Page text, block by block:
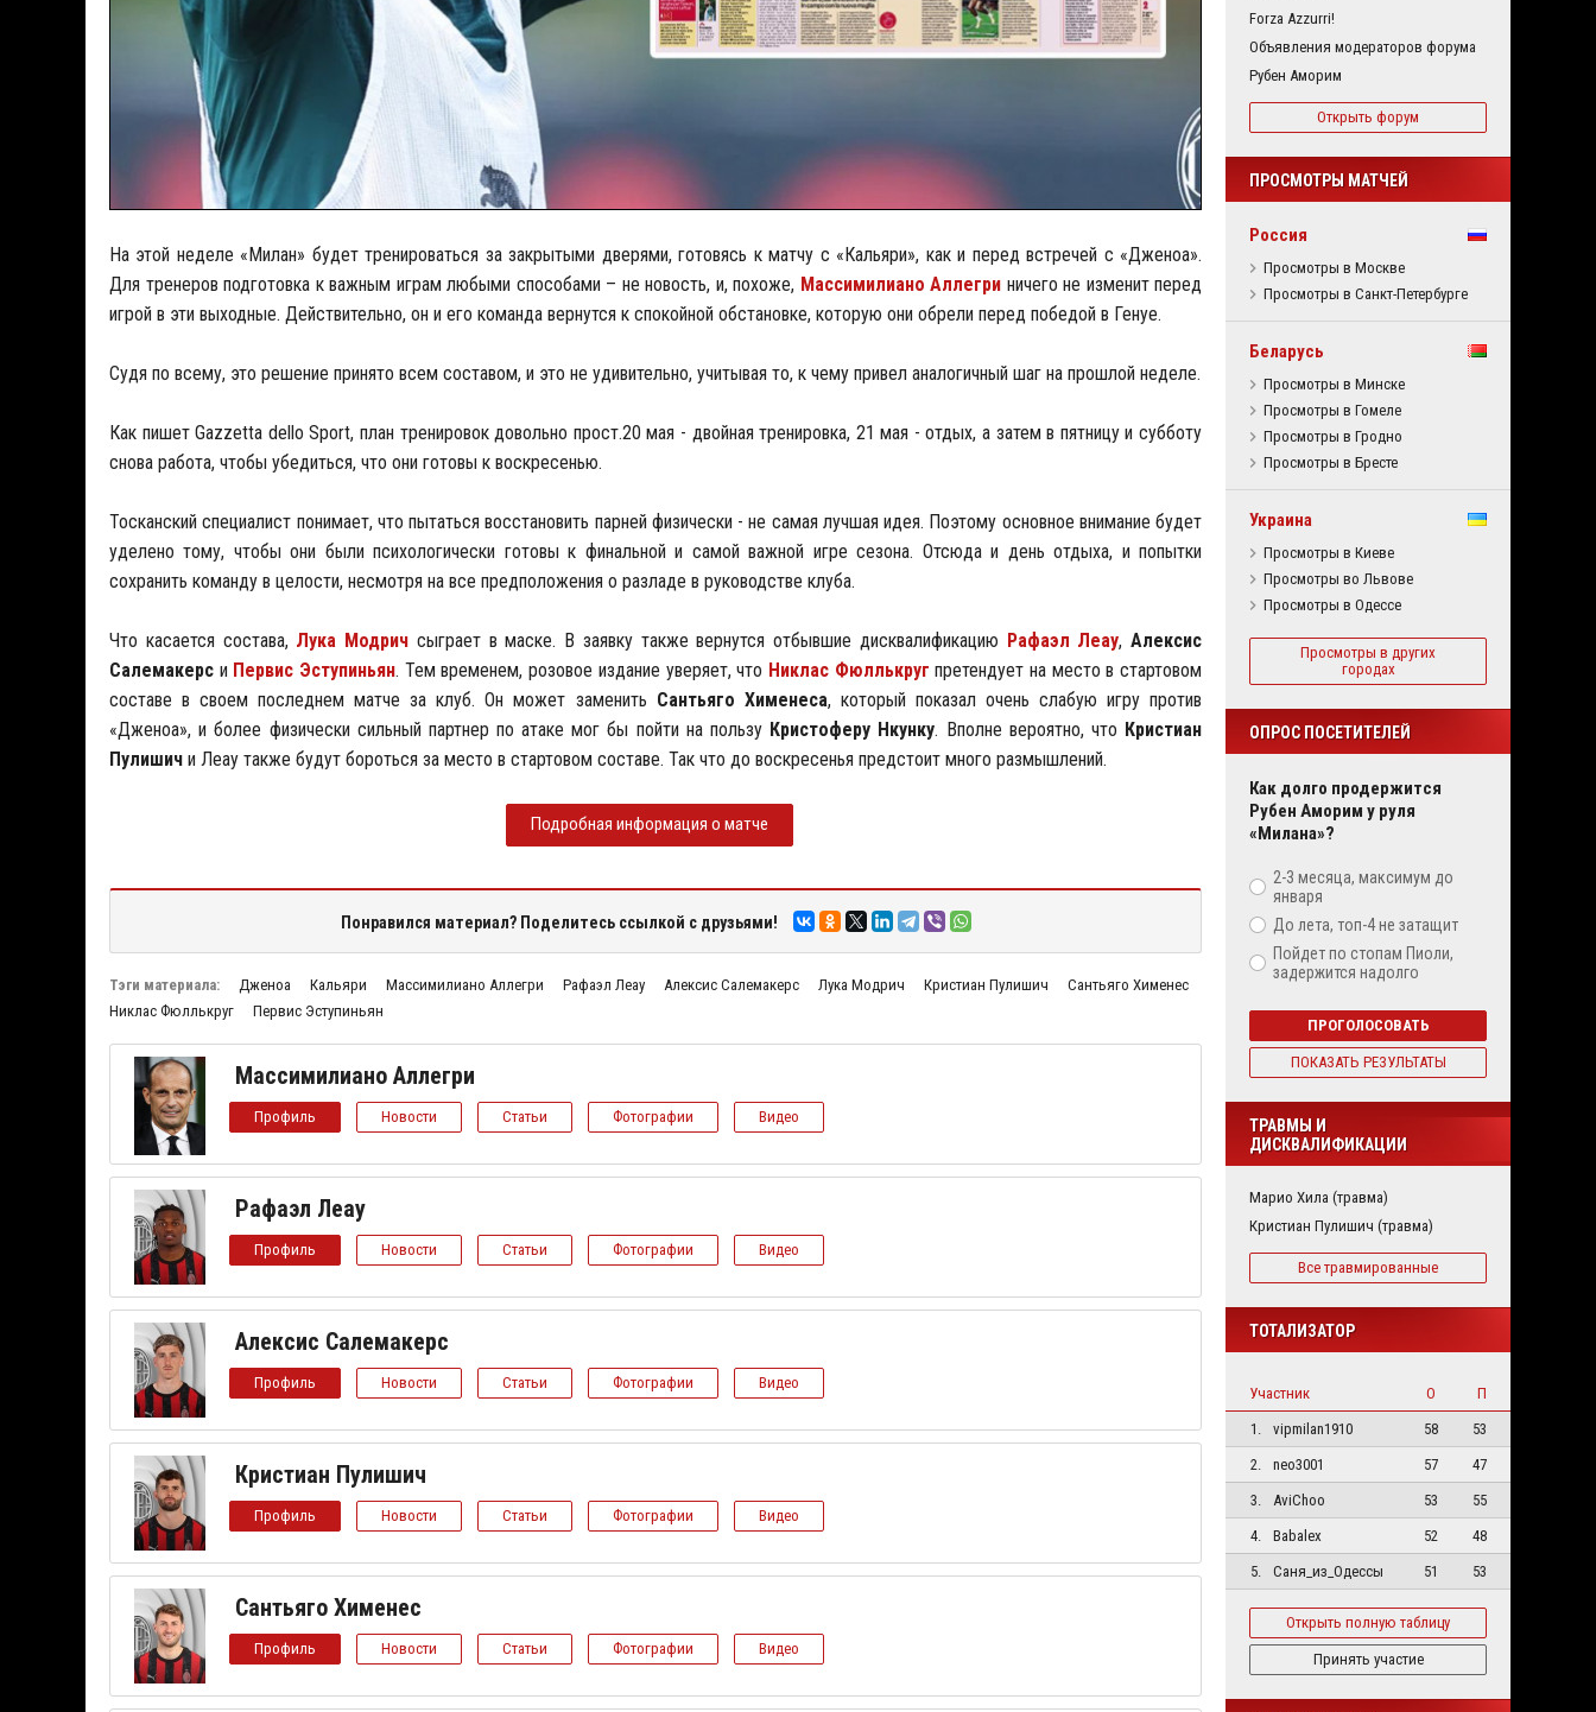
На этой неделе «Милан» будет тренироваться за закрытыми дверями, готовясь к матчу с «Кальяри», как и перед встречей с «Дженоа».
Для тренеров подготовка к важным играм любыми способами – не новость, и, похоже, Массимилиано Аллегри ничего не изменит перед
игрой в эти выходные. Действительно, он и его команда вернутся к спокойной обстановке, которую они обрели перед победой в Генуе.
Судя по всему, это решение принято всем составом, и это не удивительно, учитывая то, к чему привел аналогичный шаг на прошлой неделе.
Как пишет Gazzetta dello Sport, план тренировок довольно прост.20 мая - двойная тренировка, 21 мая - отдых, а затем в пятницу и субботу
снова работа, чтобы убедиться, что они готовы к воскресенью.
Тосканский специалист понимает, что пытаться восстановить парней физически - не самая лучшая идея. Поэтому основное внимание будет
уделено тому, чтобы они были психологически готовы к финальной и самой важной игре сезона. Отсюда и день отдыха, и попытки
сохранить команду в целости, несмотря на все предположения о разладе в руководстве клуба.
Что касается состава, Лука Модрич сыграет в маске. В заявку также вернутся отбывшие дисквалификацию Рафаэл Леау, Алексис
Салемакерс и Первис Эступиньян. Тем временем, розовое издание уверяет, что Никлас Фюллькруг претендует на место в стартовом
составе в своем последнем матче за клуб. Он может заменить Сантьяго Хименеса, который показал очень слабую игру против
«Дженоа», и более физически сильный партнер по атаке мог бы пойти на пользу Кристоферу Нкунку. Вполне вероятно, что Кристиан
Пулишич и Леау также будут бороться за место в стартовом составе. Так что до воскресенья предстоит много размышлений.
Подробная информация о матче
Понравился материал? Поделитесь ссылкой с друзьями!
Тэги материала: Дженоа Кальяри Массимилиано Аллегри Рафаэл Леау Алексис Салемакерс Лука Модрич Кристиан Пулишич
Сантьяго Хименес
Никлас Фюллькруг
Первис Эступиньян
Массимилиано Аллегри
Профиль Новости Статьи Фотографии Видео
Рафаэл Леау
Профиль Новости Статьи Фотографии Видео
Алексис Салемакерс
Профиль Новости Статьи Фотографии Видео
Кристиан Пулишич
Профиль Новости Статьи Фотографии Видео
Сантьяго Хименес
Профиль Новости Статьи Фотографии Видео
Forza Azzurri!
Объявления модераторов форума
Рубен Аморим
Открыть форум
ПРОСМОТРЫ МАТЧЕЙ
Россия
Просмотры в Москве
Просмотры в Санкт-Петербурге
Беларусь
Просмотры в Минске
Просмотры в Гомеле
Просмотры в Гродно
Просмотры в Бресте
Украина
Просмотры в Киеве
Просмотры во Львове
Просмотры в Одессе
Просмотры в других
городах
ОПРОС ПОСЕТИТЕЛЕЙ
Как долго продержится
Рубен Аморим у руля
«Милана»?
2-3 месяца, максимум до
января
До лета, топ-4 не затащит
Пойдет по стопам Пиоли,
задержится надолго
ПРОГОЛОСОВАТЬ
ПОКАЗАТЬ РЕЗУЛЬТАТЫ
ТРАВМЫ И
ДИСКВАЛИФИКАЦИИ
Марио Хила (травма)
Кристиан Пулишич (травма)
Все травмированные
ТОТАЛИЗАТОР
Участник О
П
1.
vipmilan1910 58
53
2.
neo3001 57
47
3.
AviChoo 53
55
4.
Babalex 52
48
5.
Саня_из_Одессы 51 53
Открыть полную таблицу
Принять участие